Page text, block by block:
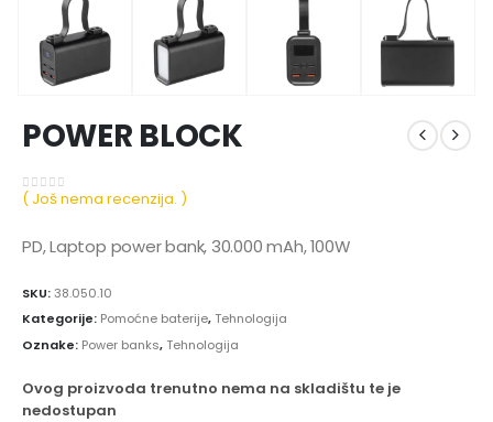
POWER BLOCK
0 out of 5
( Još nema recenzija. )
PD, Laptop power bank, 30.000 mAh, 100W
SKU:38.050.10
Kategorije: Pomoćne baterije,Tehnologija
Oznake: Power banks,Tehnologija
Ovog proizvoda trenutno nema na skladištu te je
nedostupan